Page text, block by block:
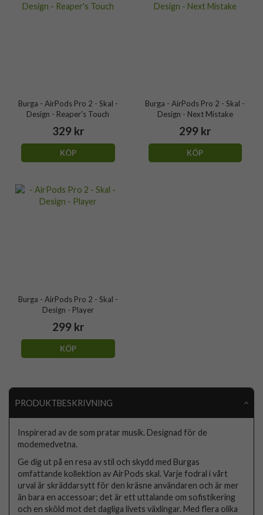
Burga - AirPods Pro 2 - Skal -
Design - Reaper's Touch
329 kr
KÖP
Burga - AirPods Pro 2 - Skal -
Design - Next Mistake
299 kr
KÖP
Burga - AirPods Pro 2 - Skal -
Design - Player
299 kr
KÖP
PRODUKTBESKRIVNING
Inspirerad av de som pratar musik. Designad för de
modemedvetna.
Ge dig ut på en resa av stil och skydd med Burgas
omfattande kollektion av AirPods skal. Varje fodral i vårt
urval är skräddarsytt för den kräsne användaren och är mer
än bara en accessoar; det är ett uttalande om sofistikering
och en sköld mot det dagliga livets växlingar. Med flera olika